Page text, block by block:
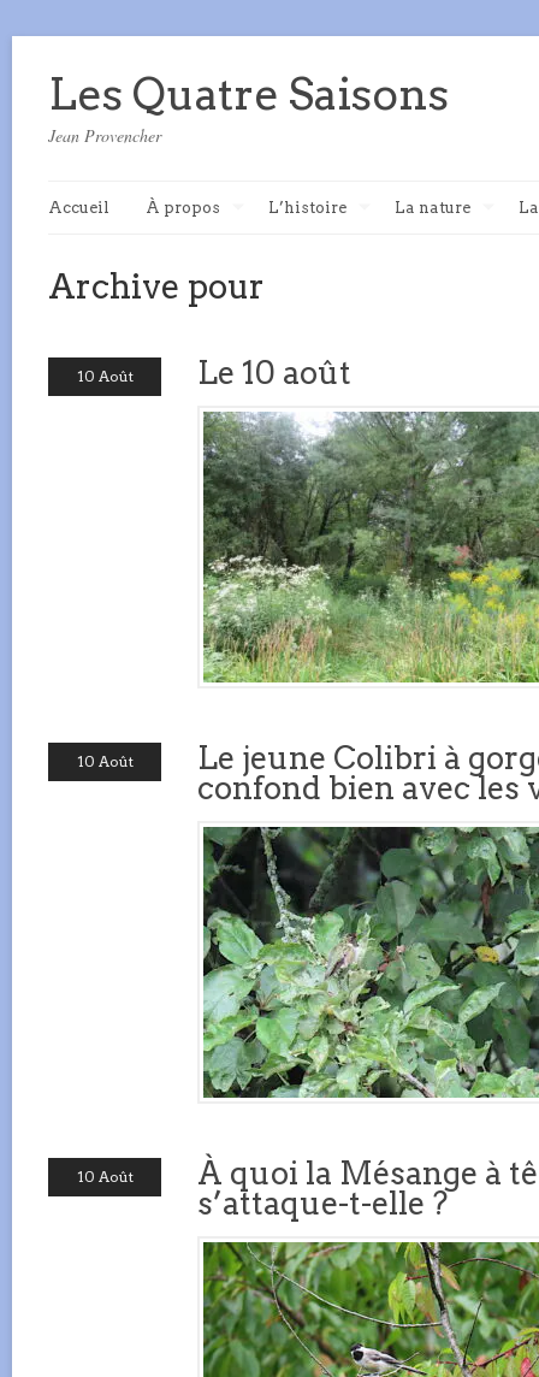
Les Quatre Saisons
Jean Provencher
Accueil À propos L’histoire La nature
Archive pour
10 Août Le 10 août
10 Août
Le jeune Colibri à
confond bien avec les
10 Août
À quoi la Mésange à
s’attaque-t-elle ?